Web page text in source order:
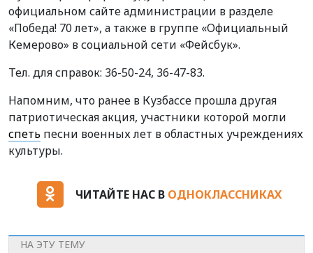
официальном сайте администрации в разделе
«Победа! 70 лет», а также в группе «Официальный
Кемерово» в социальной сети «Фейсбук».
Тел. для справок: 36-50-24, 36-47-83.
Напомним, что ранее в Кузбассе прошла другая
патриотическая акция, участники которой могли
спеть песни военных лет в областных учреждениях
культуры.
ЧИТАЙТЕ НАС В ОДНОКЛАССНИКАХ
НА ЭТУ ТЕМУ